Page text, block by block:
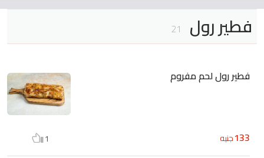
فطير رول 21
فطير رول لحم مفروم
133جنيه 1